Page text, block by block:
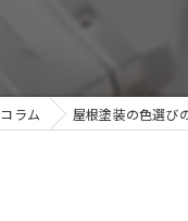
コラム 屋根塗装の色選び